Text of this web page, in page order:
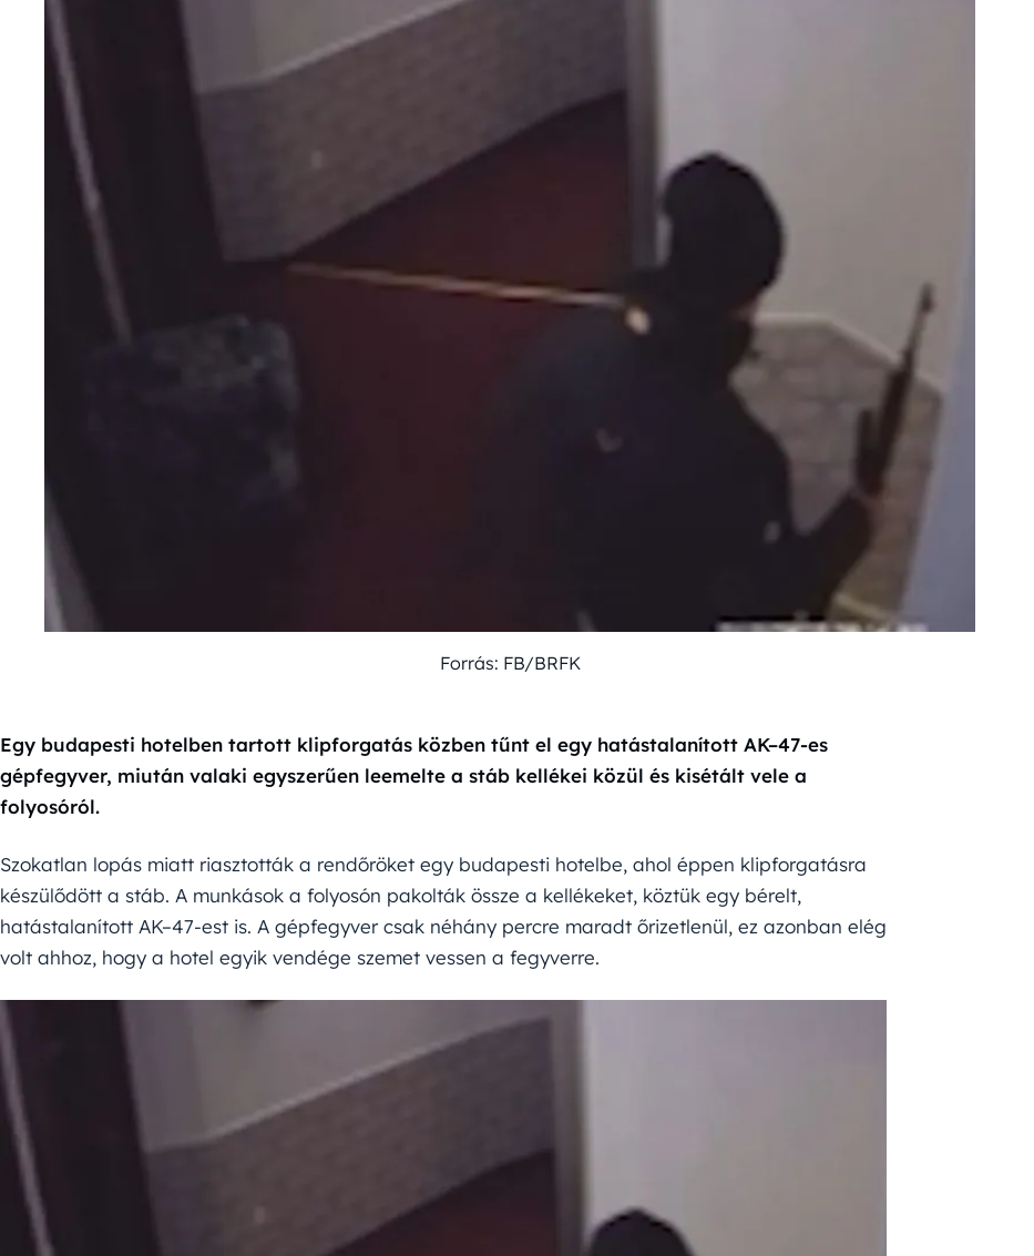
Forrás: FB/BRFK
Egy budapesti hotelben tartott klipforgatás közben tűnt el egy hatástalanított AK–47-es
gépfegyver, miután valaki egyszerűen leemelte a stáb kellékei közül és kisétált vele a
folyosóról.
Szokatlan lopás miatt riasztották a rendőröket egy budapesti hotelbe, ahol éppen klipforgatásra
készülődött a stáb. A munkások a folyosón pakolták össze a kellékeket, köztük egy bérelt,
hatástalanított AK–47-est is. A gépfegyver csak néhány percre maradt őrizetlenül, ez azonban elég
volt ahhoz, hogy a hotel egyik vendége szemet vessen a fegyverre.